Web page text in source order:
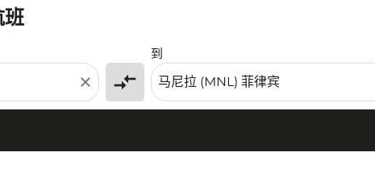
班
close compare_arrows
到